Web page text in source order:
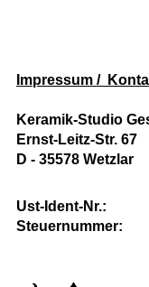
Impressum /
Keramik-Studio
Ernst-Leitz-Str. 67
D - 35578 Wetzlar
Ust-Ident-Nr.:
Steuernummer: